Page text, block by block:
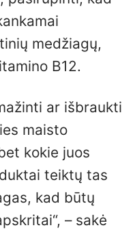
medžiagų,
B12.
ar išbraukti
maisto
kokie juos
teiktų tas
kad būtų
– sakė